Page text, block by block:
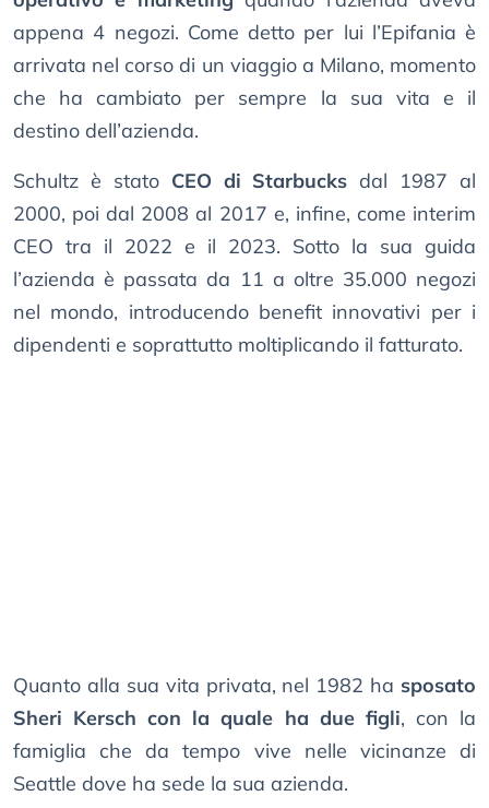
appena 4 negozi. Come detto per lui l’Epifania è
arrivata nel corso di un viaggio a Milano, momento
che ha cambiato per sempre la sua vita e il
destino dell’azienda.
Schultz è stato CEO di Starbucks dal 1987 al
2000, poi dal 2008 al 2017 e, infine, come interim
CEO tra il 2022 e il 2023. Sotto la sua guida
l’azienda è passata da 11 a oltre 35.000 negozi
nel mondo, introducendo benefit innovativi per i
dipendenti e soprattutto moltiplicando il fatturato.
Quanto alla sua vita privata, nel 1982 ha sposato
Sheri Kersch con la quale ha due figli, con la
famiglia che da tempo vive nelle vicinanze di
Seattle dove ha sede la sua azienda.